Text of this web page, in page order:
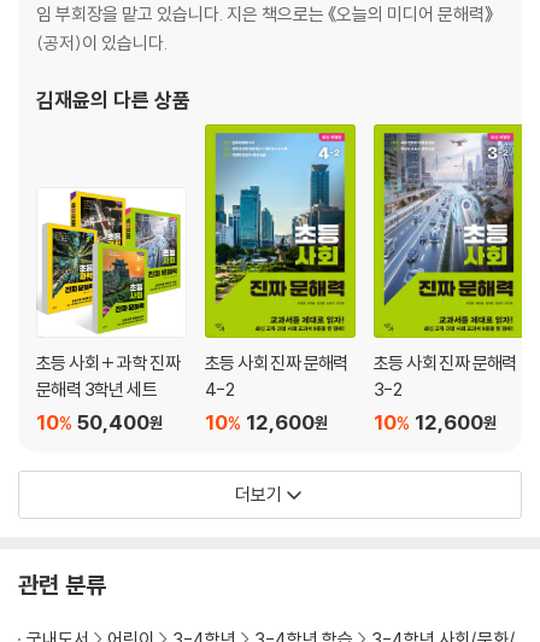
임 부회장을 맡고 있습니다. 지은 책으로는 《오늘의 미디어 문해력》
(공저)이 있습니다.
김재윤의 다른 상품
초등 사회 + 과학 진짜
문해력 3학년 세트
50,400원
10%
초등 사회 진짜 문해력
4-2
12,600원
10%
초등 사회 진짜 문해력
3-2
12,600원
10%
더보기
관련 분류